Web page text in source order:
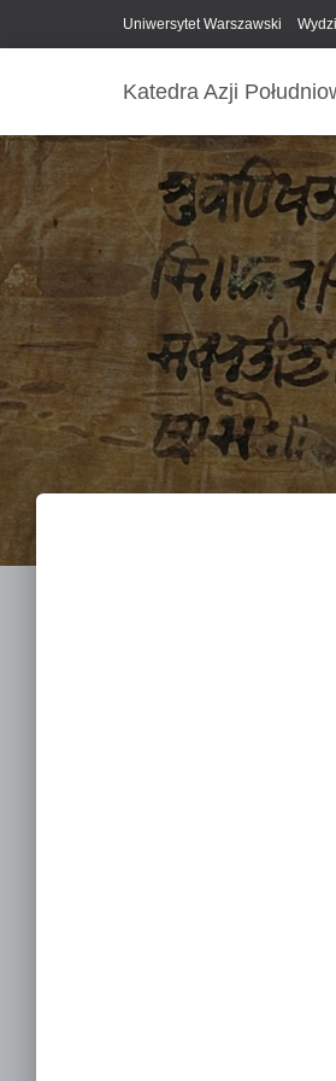
Uniwersytet Warszawski
Katedra Azji